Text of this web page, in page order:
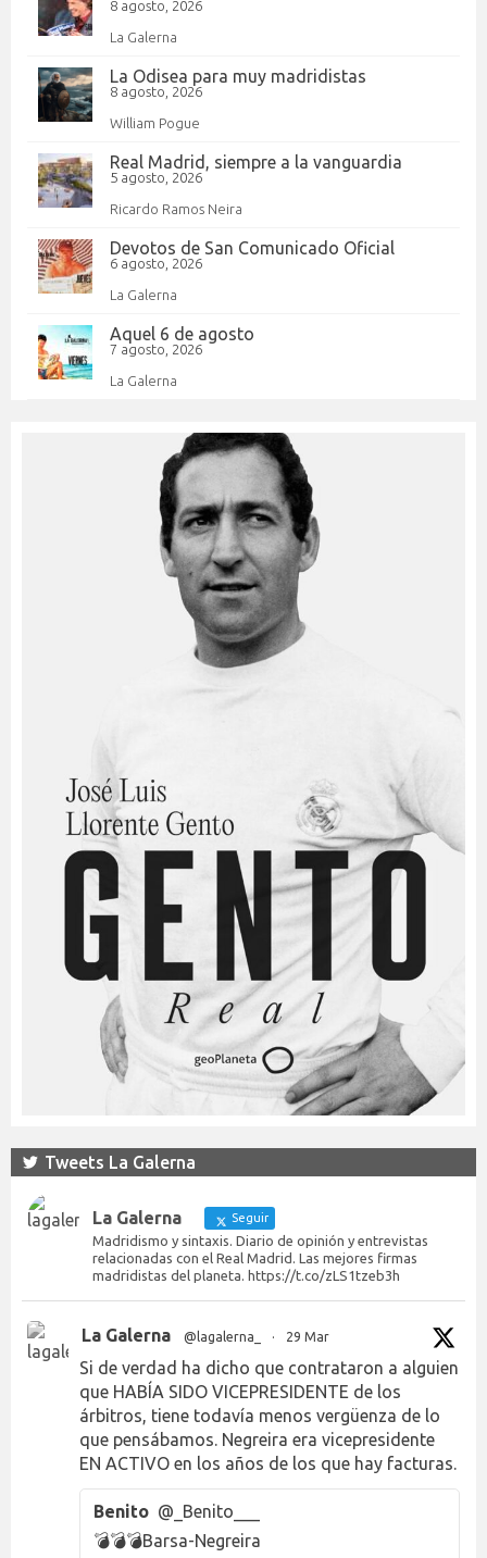
8 agosto, 2026
La Galerna
La Odisea para muy madridistas
8 agosto, 2026
William Pogue
Real Madrid, siempre a la vanguardia
5 agosto, 2026
Ricardo Ramos Neira
Devotos de San Comunicado Oficial
6 agosto, 2026
La Galerna
Aquel 6 de agosto
7 agosto, 2026
La Galerna
Tweets La Galerna
La Galerna Seguir
Madridismo y sintaxis. Diario de opinión y entrevistas
relacionadas con el Real Madrid. Las mejores firmas
madridistas del planeta. https://t.co/zLS1tzeb3h
La Galerna @lagalerna_ · 29 Mar
Si de verdad ha dicho que contrataron a alguien
que HABÍA SIDO VICEPRESIDENTE de los
árbitros, tiene todavía menos vergüenza de lo
que pensábamos. Negreira era vicepresidente
EN ACTIVO en los años de los que hay facturas.
Benito @_Benito___
💣💣💣Barsa-Negreira